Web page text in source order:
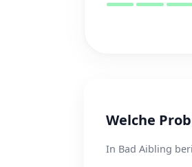
Welche
In Bad Aibling